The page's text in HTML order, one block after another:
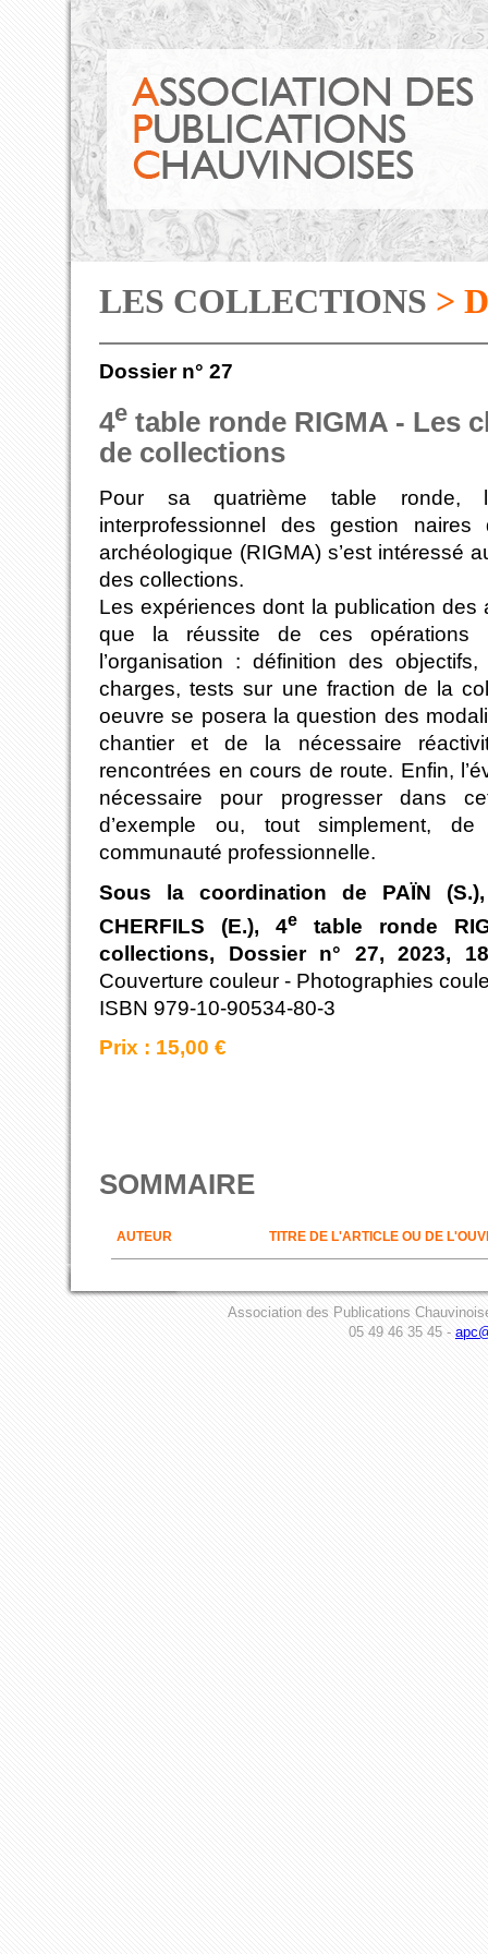
LES COLLECTIONS >
Dossier n° 27
4e table ronde RIGMA - Les
de collections
Pour sa quatrième table ronde,
interprofessionnel des gestion naires
archéologique (RIGMA) s’est intéressé
des collections.
Les expériences dont la publication des
que la réussite de ces opérations
l’organisation : définition des
charges, tests sur une fraction de la
oeuvre se posera la question des
chantier et de la nécessaire
rencontrées en cours de route. Enfin,
nécessaire pour progresser dans
d’exemple ou, tout simplement,
communauté professionnelle.
Sous la coordination de PAÏN (S.),
CHERFILS (E.), 4e
table ronde
collections, Dossier n° 27, 2023,
Couverture couleur - Photographies
ISBN 979-10-90534-80-3
Prix : 15,00 €
SOMMAIRE
AUTEUR TITRE DE L'ARTICLE OU DE
Association des Publications
05 49 46 35 45 -